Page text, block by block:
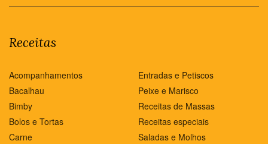
Receitas
Acompanhamentos
Bacalhau
Bimby
Bolos e Tortas
Carne
Entradas e Petiscos
Peixe e Marisco
Receitas de Massas
Receitas especiais
Saladas e Molhos